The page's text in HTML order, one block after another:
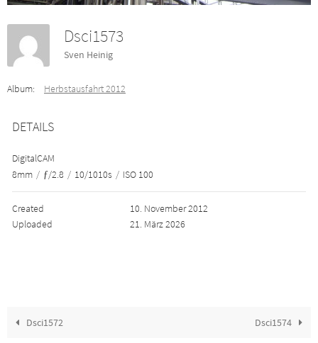
Dsci1573
Sven Heinig
Album: Herbstausfahrt 2012
DETAILS
DigitalCAM
8mm / ƒ/2.8 / 10/1010s / ISO 100
Created
10. November 2012
Uploaded
21. März 2026
Dsci1572 Dsci1574